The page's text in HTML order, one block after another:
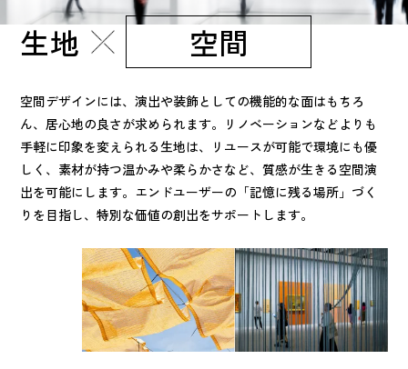
生地 空間
空間デザインには、演出や装飾としての機能的な面はもちろ
ん、居心地の良さが求められます。リノベーションなどよりも
手軽に印象を変えられる生地は、リユースが可能で環境にも優
しく、素材が持つ温かみや柔らかさなど、質感が生きる空間演
出を可能にします。エンドユーザーの「記憶に残る場所」づく
りを目指し、特別な価値の創出をサポートします。